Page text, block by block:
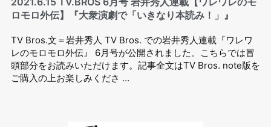
ロモロ外伝】『大衆演劇で「いきなり本読み！」』
TV Bros.文＝岩井秀人 TV Bros. での岩井秀⼈連載『ワレワ
レのモロモロ外伝』 6⽉号が公開されました。こちらでは冒
頭部分をお読みいただけます。記事全文はTV Bros. note版を
ご購入の上お楽しみくださ …